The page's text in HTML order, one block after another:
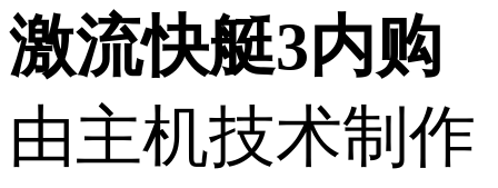
激流快艇3内购
由主机技术制作